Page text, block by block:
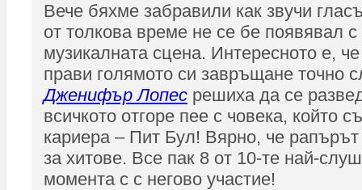
Вече бяхме забравили как звучи
от толкова време не се бе появявал
музикалната сцена. Интересното е,
прави голямото си завръщане точно
Дженифър Лопес решиха да се
всичкото отгоре пее с човека, който
кариера – Пит Бул! Вярно, че
за хитове. Все пак 8 от 10-те най-
момента с с негово участие!